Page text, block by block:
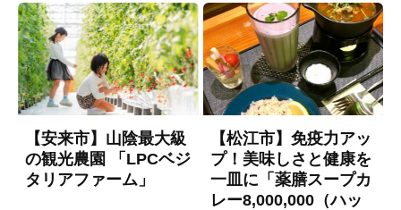
【安来市】山陰最大級
の観光農園 「LPCベジ
タリアファーム」
【松江市】免疫力アッ
プ！美味しさと健康を
一皿に「薬膳スープカ
レー8,000,000（ハッ